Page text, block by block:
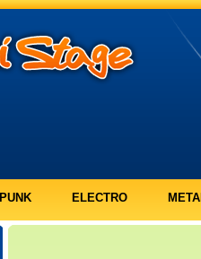
PUNK ELECTRO